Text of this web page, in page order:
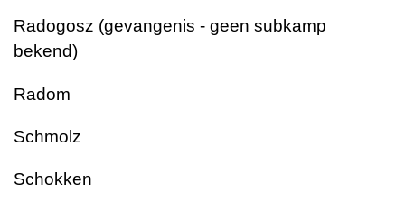
Radogosz (gevangenis - geen subkamp
bekend)
Radom
Schmolz
Schokken